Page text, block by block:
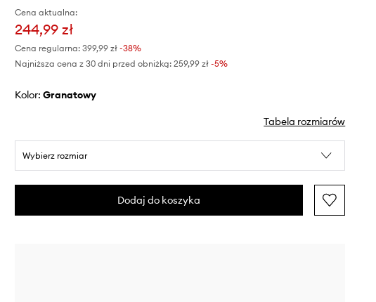
Cena aktualna:
244,99 zł
Cena regularna: 399,99 zł-38%
Najniższa cena z 30 dni przed obniżką: 259,99 zł -5%
Kolor: granatowy
Tabela rozmiarów
Wybierz rozmiar
Dodaj do koszyka